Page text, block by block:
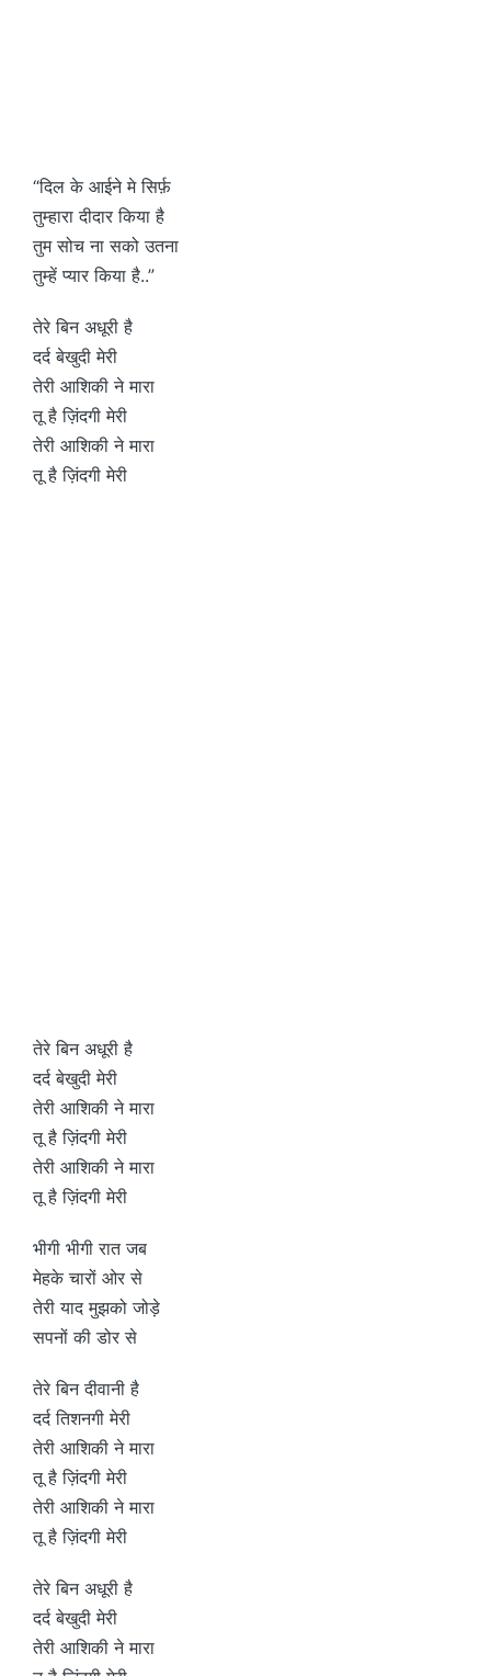
“दिल के आईने मे सिर्फ़
तुम्हारा दीदार किया है
तुम सोच ना सको उतना
तुम्हें प्यार किया है..”
तेरे बिन अधूरी है
दर्द बेखुदी मेरी
तेरी आशिकी ने मारा
तू है ज़िंदगी मेरी
तेरी आशिकी ने मारा
तू है ज़िंदगी मेरी
तेरे बिन अधूरी है
दर्द बेखुदी मेरी
तेरी आशिकी ने मारा
तू है ज़िंदगी मेरी
तेरी आशिकी ने मारा
तू है ज़िंदगी मेरी
भीगी भीगी रात जब
मेहके चारों ओर से
तेरी याद मुझको जोड़े
सपनों की डोर से
तेरे बिन दीवानी है
दर्द तिशनगी मेरी
तेरी आशिकी ने मारा
तू है ज़िंदगी मेरी
तेरी आशिकी ने मारा
तू है ज़िंदगी मेरी
तेरे बिन अधूरी है
दर्द बेखुदी मेरी
तेरी आशिकी ने मारा